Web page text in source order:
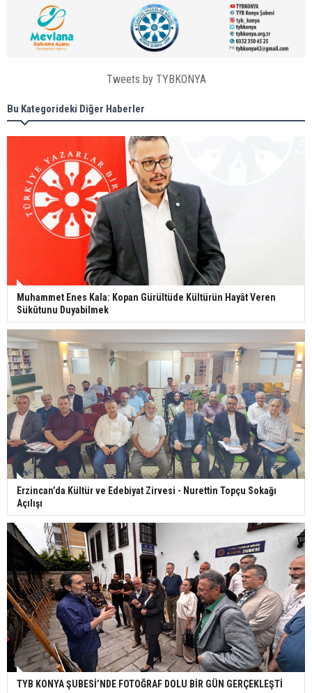
Tweets by TYBKONYA
Bu Kategorideki Diğer Haberler
Muhammet Enes Kala: Kopan Gürültüde Kültürün Hayât Veren
Sükûtunu Duyabilmek
Erzincan’da Kültür ve Edebiyat Zirvesi - Nurettin Topçu Sokağı
Açılışı
TYB KONYA ŞUBESİ’NDE FOTOĞRAF DOLU BİR GÜN GERÇEKLEŞTİ